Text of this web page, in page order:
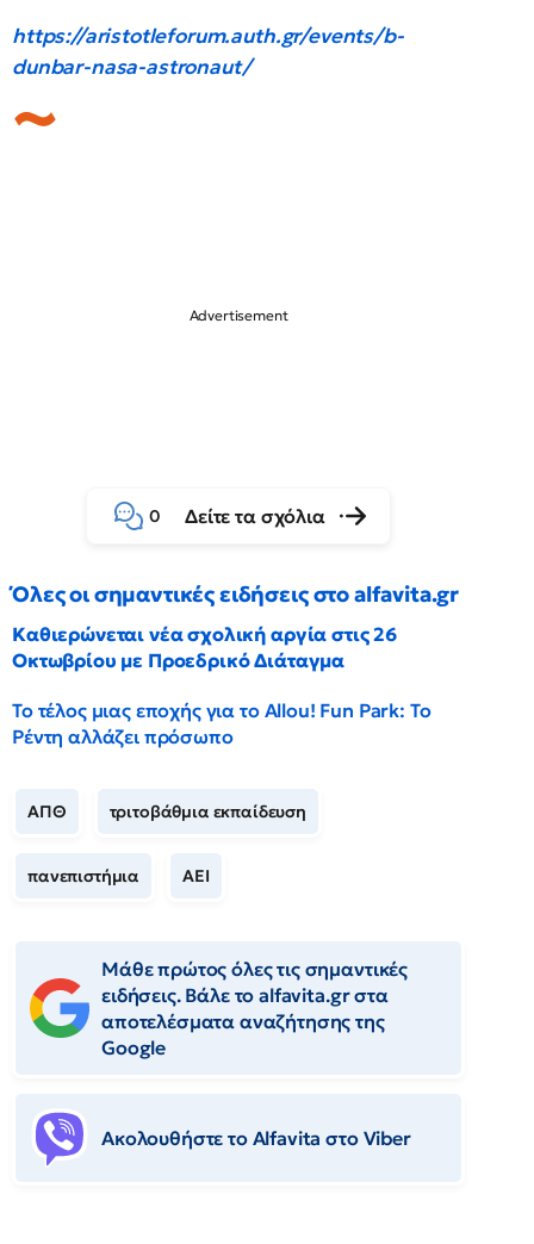
https://aristotleforum.auth.gr/events/b-
dunbar-nasa-astronaut/
0 Δείτε τα σχόλια
Όλες οι σημαντικές ειδήσεις στο alfavita.gr
Καθιερώνεται νέα σχολική αργία στις 26
Οκτωβρίου με Προεδρικό Διάταγμα
Το τέλος μιας εποχής για το Allou! Fun Park: Το
Ρέντη αλλάζει πρόσωπο
ΑΠΘ τριτοβάθμια εκπαίδευση
πανεπιστήμια ΑΕΙ
Μάθε πρώτος όλες τις σημαντικές
ειδήσεις. Βάλε το alfavita.gr στα
αποτελέσματα αναζήτησης της
Google
Ακολουθήστε το Αlfavita στο Viber